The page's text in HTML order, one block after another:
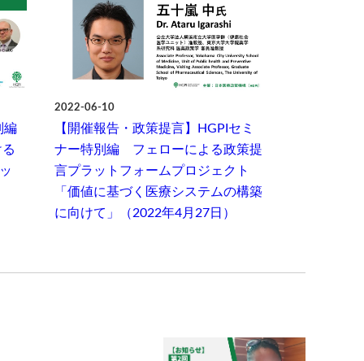
編
2022-06-10
【開催報告・政策提言】HGPIセミ
ナー特別編 フェローによる政策提
言プラットフォームプロジェクト
「価値に基づく医療システムの構築
に向けて」（2022年4月27日）